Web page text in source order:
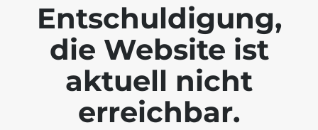
Entschuldigung,
die Website ist
aktuell nicht
erreichbar.